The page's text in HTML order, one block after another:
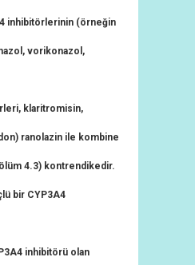
inhibitörlerinin (örneğin
vorikonazol,
klaritromisin,
ranolazin ile kombine
4.3) kontrendikedir.
bir CYP3A4
inhibitörü olan